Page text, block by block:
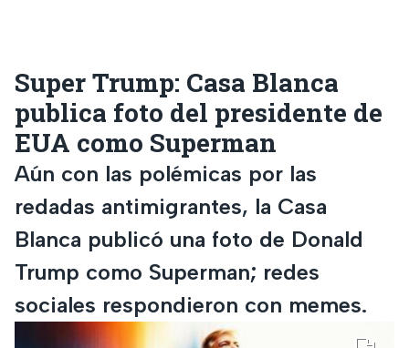
Super Trump: Casa Blanca
publica foto del presidente de
EUA como Superman
Aún con las polémicas por las
redadas antimigrantes, la Casa
Blanca publicó una foto de Donald
Trump como Superman; redes
sociales respondieron con memes.